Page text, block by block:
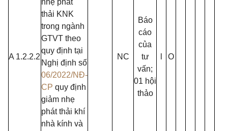
A 1.2.2.2
nhẹ phát
thải KNK
trong ngành
GTVT theo
quy định tại
Nghị định số
06/2022/NĐ-
CP quy định
giảm nhẹ
phát thải khí
nhà kính và
NC
Báo
cáo
của
tư
vấn;
01 hội
thảo
O